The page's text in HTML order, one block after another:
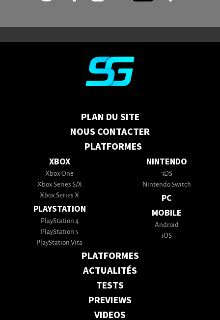
PLAN DU SITE
NOUS CONTACTER
PLATFORMES
XBOX
Xbox One
Xbox Series S/X
Xbox Series X
PLAYSTATION
PlayStation 4
PlayStation 5
PlayStation Vita
NINTENDO
3DS
Nintendo Switch
PC
MOBILE
Android
iOS
PLATFORMES
ACTUALITÉS
TESTS
PREVIEWS
VIDEOS